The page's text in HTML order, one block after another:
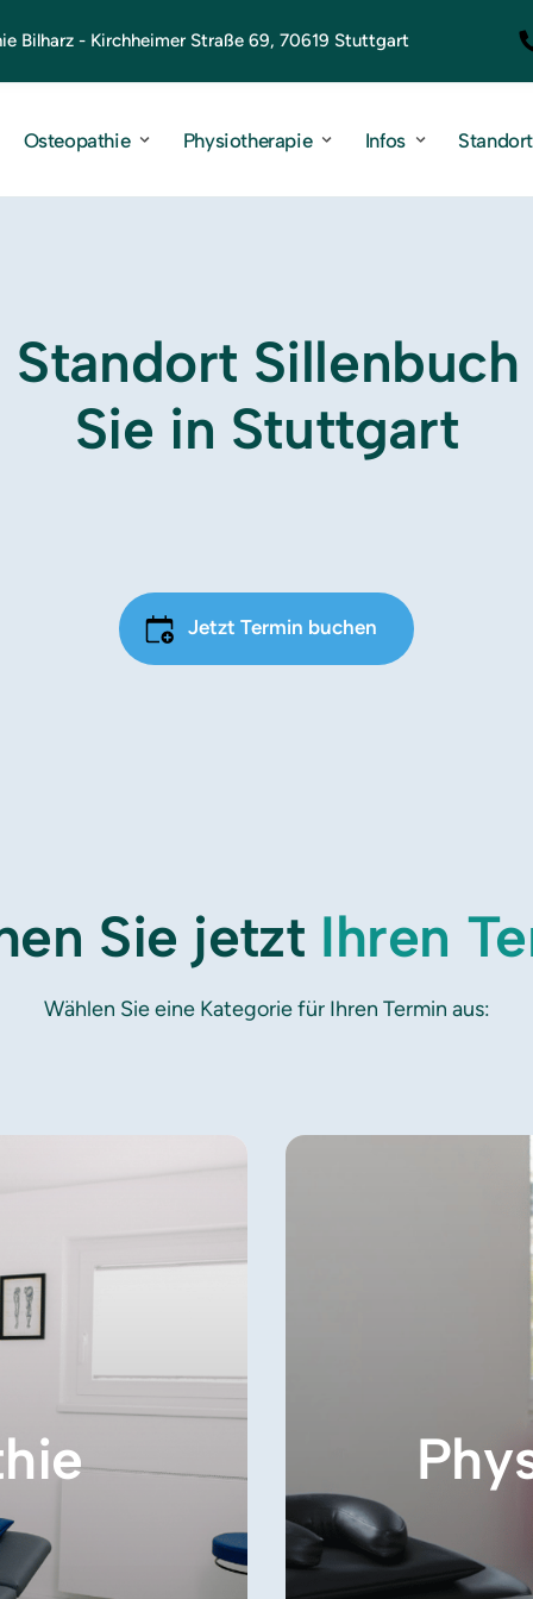
Bilharz - Kirchheimer Straße 69, 70619 Stuttgart
Osteopathie Physiotherapie Infos Standort
Standort
Sie in Stuttgart
Jetzt Termin buchen
Sie jetzt Ihren
Wählen Sie eine Kategorie für Ihren Termin aus: